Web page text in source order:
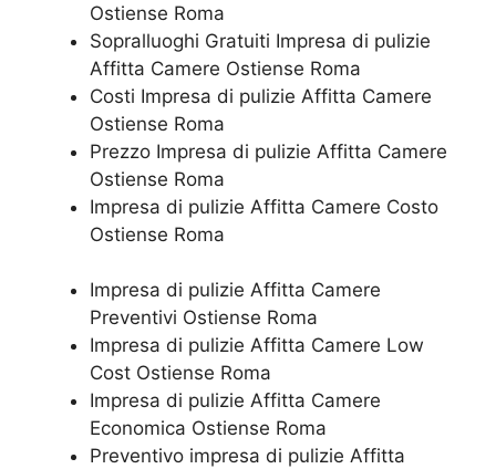
Ostiense Roma
Sopralluoghi Gratuiti Impresa di pulizie
Affitta Camere Ostiense Roma
Costi Impresa di pulizie Affitta Camere
Ostiense Roma
Prezzo Impresa di pulizie Affitta Camere
Ostiense Roma
Impresa di pulizie Affitta Camere Costo
Ostiense Roma
Impresa di pulizie Affitta Camere
Preventivi Ostiense Roma
Impresa di pulizie Affitta Camere Low
Cost Ostiense Roma
Impresa di pulizie Affitta Camere
Economica Ostiense Roma
Preventivo impresa di pulizie Affitta